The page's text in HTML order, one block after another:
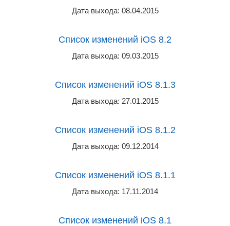
Дата выхода: 08.04.2015
Список изменений iOS 8.2
Дата выхода: 09.03.2015
Список изменений iOS 8.1.3
Дата выхода: 27.01.2015
Список изменений iOS 8.1.2
Дата выхода: 09.12.2014
Список изменений iOS 8.1.1
Дата выхода: 17.11.2014
Список изменений iOS 8.1